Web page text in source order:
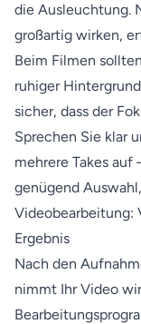
die Ausleuchtung.
großartig wirken,
Beim Filmen
ruhiger
sicher, dass der
Sprechen Sie klar
mehrere Takes auf
genügend
Videobearbeitung:
Ergebnis
Nach den
nimmt Ihr Video